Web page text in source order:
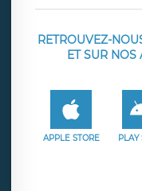
RETROUVEZ-
ET SUR
APPLE STORE PLAY